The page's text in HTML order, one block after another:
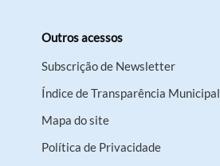
Outros acessos
Subscrição de Newsletter
Índice de Transparência Municipal
Mapa do site
Política de Privacidade